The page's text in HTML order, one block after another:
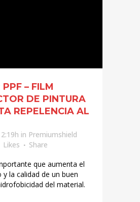
PPF – FILM
DE PINTURA
REPELENCIA AL
in Premiumshield
Likes
Share
que aumenta el
la calidad de un buen
del material.